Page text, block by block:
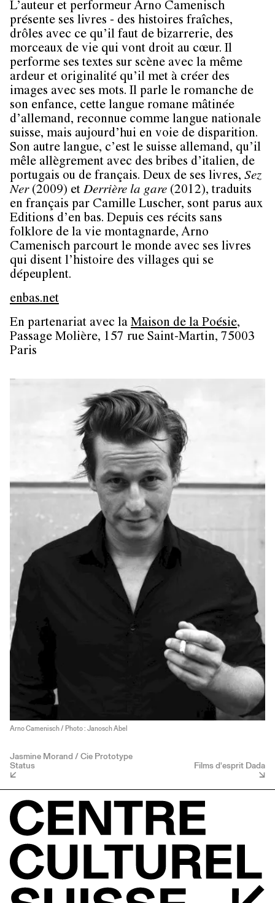
L’auteur et performeur Arno Camenisch
présente ses livres - des histoires fraîches,
drôles avec ce qu’il faut de bizarrerie, des
morceaux de vie qui vont droit au cœur. Il
performe ses textes sur scène avec la même
ardeur et originalité qu’il met à créer des
images avec ses mots. Il parle le romanche de
son enfance, cette langue romane mâtinée
d’allemand, reconnue comme langue nationale
suisse, mais aujourd’hui en voie de disparition.
Son autre langue, c’est le suisse allemand, qu’il
mêle allègrement avec des bribes d’italien, de
portugais ou de français. Deux de ses livres, Sez
Ner(2009) et Derrière la gare (2012), traduits
en français par Camille Luscher, sont parus aux
Editions d’en bas. Depuis ces récits sans
folklore de la vie montagnarde, Arno
Camenisch parcourt le monde avec ses livres
qui disent l’histoire des villages qui se
dépeuplent.
enbas.net
En partenariat avec la Maison de la Poésie,
Passage Molière, 157 rue Saint-Martin, 75003
Paris
Arno Camenisch / Photo : Janosch Abel
Jasmine Morand / Cie Prototype
Status Films d'esprit Dada